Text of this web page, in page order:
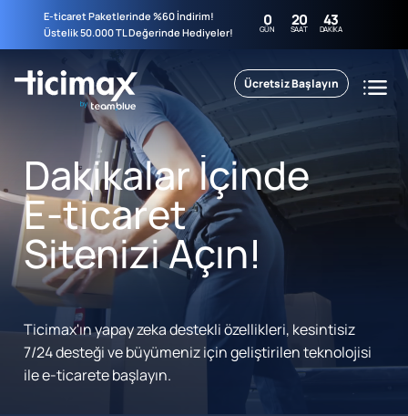
E-ticaret Paketlerinde %60 İndirim!
Üstelik 50.000 TL Değerinde Hediyeler!
0
GÜN 20
SAAT 43
DAKIKA
Ücretsiz Başlayın
Dakikalar İçinde
E-ticaret
Sitenizi Açın!
Ticimax'ın yapay zeka destekli özellikleri, kesintisiz
7/24 desteği ve büyümeniz için geliştirilen teknolojisi
ile e-ticarete başlayın.